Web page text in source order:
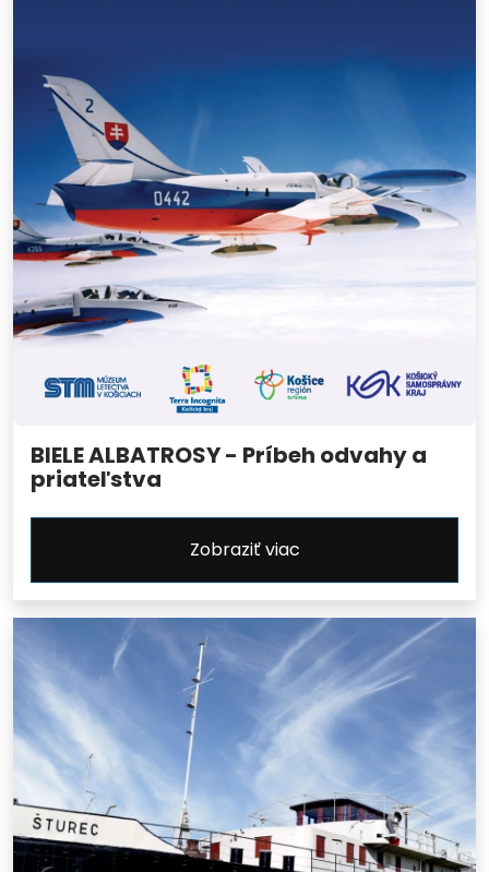
BIELE ALBATROSY - Príbeh odvahy a
priateľstva
Zobraziť viac